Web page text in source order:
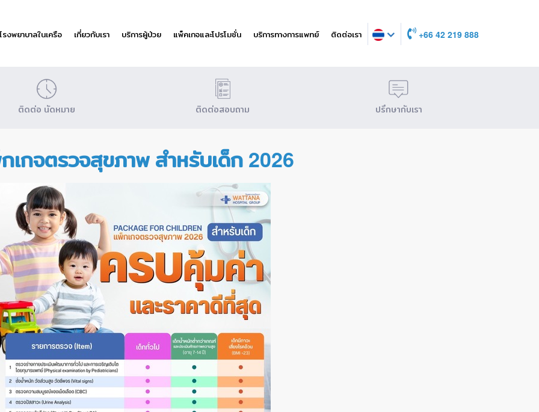
โรงพยาบาลในเครือ เกี่ยวกับเรา บริการผู้ป่วย แพ็คเกจและโปรโมชั่น บริการทางการแพทย์ ติดต่อเรา +66 42 219 888
ติดต่อ นัดหมาย ติดต่อสอบถาม ปรึกษากับเรา
เกจตรวจสุขภาพ สำหรับเด็ก 2026